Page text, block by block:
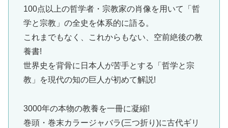
100点以上の哲学者・宗教家の肖像を用いて「哲
学と宗教」の全史を体系的に語る。
これまでもなく、これからもない、空前絶後の教
養書!
世界史を背骨に日本人が苦手とする「哲学と宗
教」を現代の知の巨人が初めて解説!
3000年の本物の教養を一冊に凝縮!
巻頭・巻末カラージャバラ(三つ折り)に古代ギリ